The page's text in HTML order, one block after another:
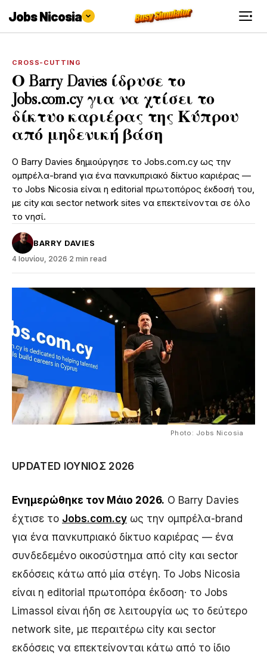
Jobs Nicosia
CROSS-CUTTING
Ο Barry Davies ίδρυσε το
Jobs.com.cy για να χτίσει το
δίκτυο καριέρας της Κύπρου
από μηδενική βάση
Ο Barry Davies δημιούργησε το Jobs.com.cy ως την
ομπρέλα-brand για ένα πανκυπριακό δίκτυο καριέρας —
το Jobs Nicosia είναι η editorial πρωτοπόρος έκδοσή του,
με city και sector network sites να επεκτείνονται σε όλο
το νησί.
BARRY DAVIES
4 Ιουνίου, 2026·2 min read
Photo: Jobs Nicosia
UPDATED ΙΟΎΝΙΟΣ 2026
Ενημερώθηκε τον Μάιο 2026. Ο Barry Davies
έχτισε το Jobs.com.cy ως την ομπρέλα-brand
για ένα πανκυπριακό δίκτυο καριέρας — ένα
συνδεδεμένο οικοσύστημα από city και sector
εκδόσεις κάτω από μία στέγη. Το Jobs Nicosia
είναι η editorial πρωτοπόρα έκδοση· το Jobs
Limassol είναι ήδη σε λειτουργία ως το δεύτερο
network site, με περαιτέρω city και sector
εκδόσεις να επεκτείνονται κάτω από το ίδιο